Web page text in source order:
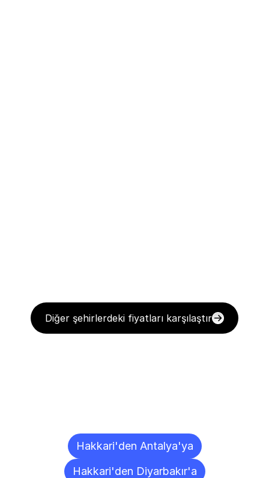
Diğer şehirlerdeki fiyatları karşılaştır
Hakkari'den Antalya'ya
Hakkari'den Diyarbakır'a